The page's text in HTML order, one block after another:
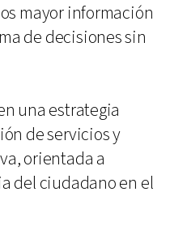
mayor información
de decisiones sin
una estrategia
de servicios y
orientada a
del ciudadano en el